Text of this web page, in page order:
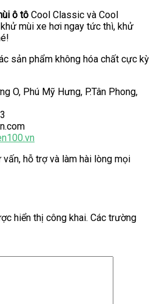
ô tô Cool Classic và Cool
mùi xe hơi ngay tức thì, khử
sản phẩm không hóa chất cực kỳ
O, Phú Mỹ Hưng, P.Tân Phong,
hỗ trợ và làm hài lòng mọi
hiển thị công khai. Các trường